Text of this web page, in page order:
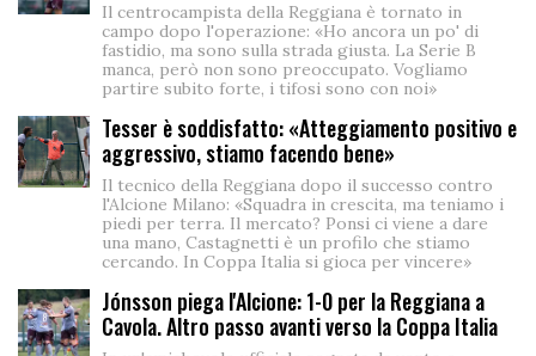
Il centrocampista della Reggiana è tornato in
campo dopo l'operazione: «Ho ancora un po' di
fastidio, ma sono sulla strada giusta. La Serie B
manca, però non sono preoccupato. Vogliamo
partire subito forte, i tifosi sono con noi»
Tesser è soddisfatto: «Atteggiamento positivo e
aggressivo, stiamo facendo bene»
Il tecnico della Reggiana dopo il successo contro
l'Alcione Milano: «Squadra in crescita, ma teniamo i
piedi per terra. Il mercato? Ponsi ci viene a dare
una mano, Castagnetti è un profilo che stiamo
cercando. In Coppa Italia si gioca per vincere»
Jónsson piega l'Alcione: 1-0 per la Reggiana a
Cavola. Altro passo avanti verso la Coppa Italia